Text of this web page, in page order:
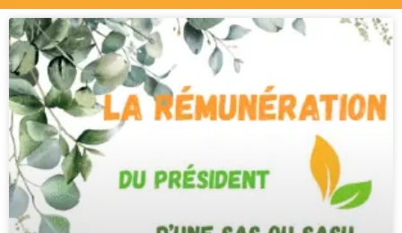
PagePagePagePagePage